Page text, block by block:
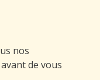
nos
de vous